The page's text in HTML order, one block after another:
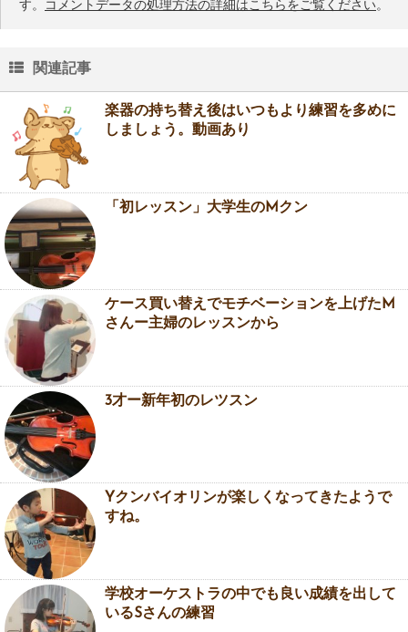
す。 コメントデータの処理方法の詳細はこちらをご覧ください。
関連記事
楽器の持ち替え後はいつもより練習を多めに
しましょう。動画あり
「初レッスン」大学生のMクン
ケース買い替えでモチベーションを上げたM
さんー主婦のレッスンから
3才ー新年初のレツスン
Yクンバイオリンが楽しくなってきたようで
すね。
学校オーケストラの中でも良い成績を出して
いるSさんの練習